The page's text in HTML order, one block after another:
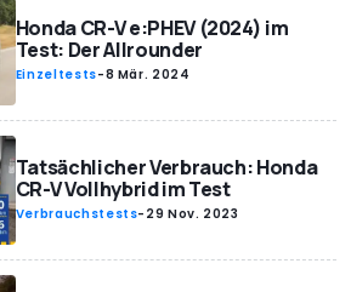
Honda CR-V e:PHEV (2024) im
Test: Der Allrounder
Einzeltests-8 Mär. 2024
Tatsächlicher Verbrauch: Honda
CR-V Vollhybrid im Test
Verbrauchstests- 29 Nov. 2023